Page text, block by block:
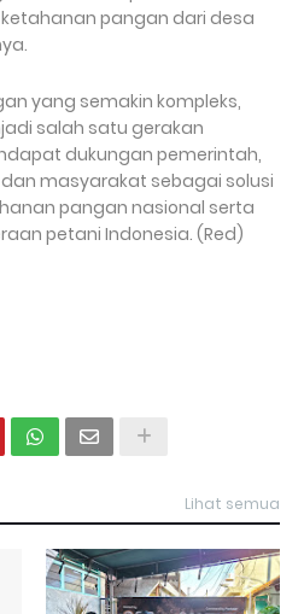
pangan dari desa
yang semakin kompleks,
salah satu gerakan
dukungan pemerintah,
masyarakat sebagai solusi
pangan nasional serta
petani Indonesia. (Red)
Lihat semua